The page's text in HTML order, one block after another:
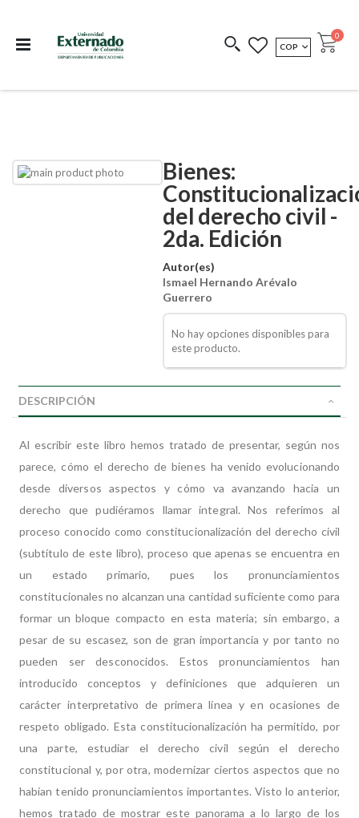
COEDICIONES REDIMIR CÓDIGO
MONEDA
COP Cart
0
Bienes:
del derecho civil -
2da. Edición
Autor(es)
Ismael Hernando Arévalo
Guerrero
No hay opciones disponibles para
este producto.
Skip
to
Skip
to
DESCRIPCIÓN
Al escribir este libro hemos tratado de presentar, según nos
parece, cómo el derecho de bienes ha venido evolucionando
desde diversos aspectos y cómo va avanzando hacia un
derecho que pudiéramos llamar integral. Nos referimos al
proceso conocido como constitucionalización del derecho civil
(subtítulo de este libro), proceso que apenas se encuentra en
un estado primario, pues los pronunciamientos
constitucionales no alcanzan una cantidad suficiente como para
formar un bloque compacto en esta materia; sin embargo, a
pesar de su escasez, son de gran importancia y por tanto no
pueden ser desconocidos. Estos pronunciamientos han
introducido conceptos y definiciones que adquieren un
carácter interpretativo de primera línea y en ocasiones de
respeto obligado. Esta constitucionalización ha permitido, por
una parte, estudiar el derecho civil según el derecho
constitucional y, por otra, modernizar ciertos aspectos que no
habían tenido pronunciamientos importantes. Visto lo anterior,
hemos tratado de mostrar este panorama a lo largo de los